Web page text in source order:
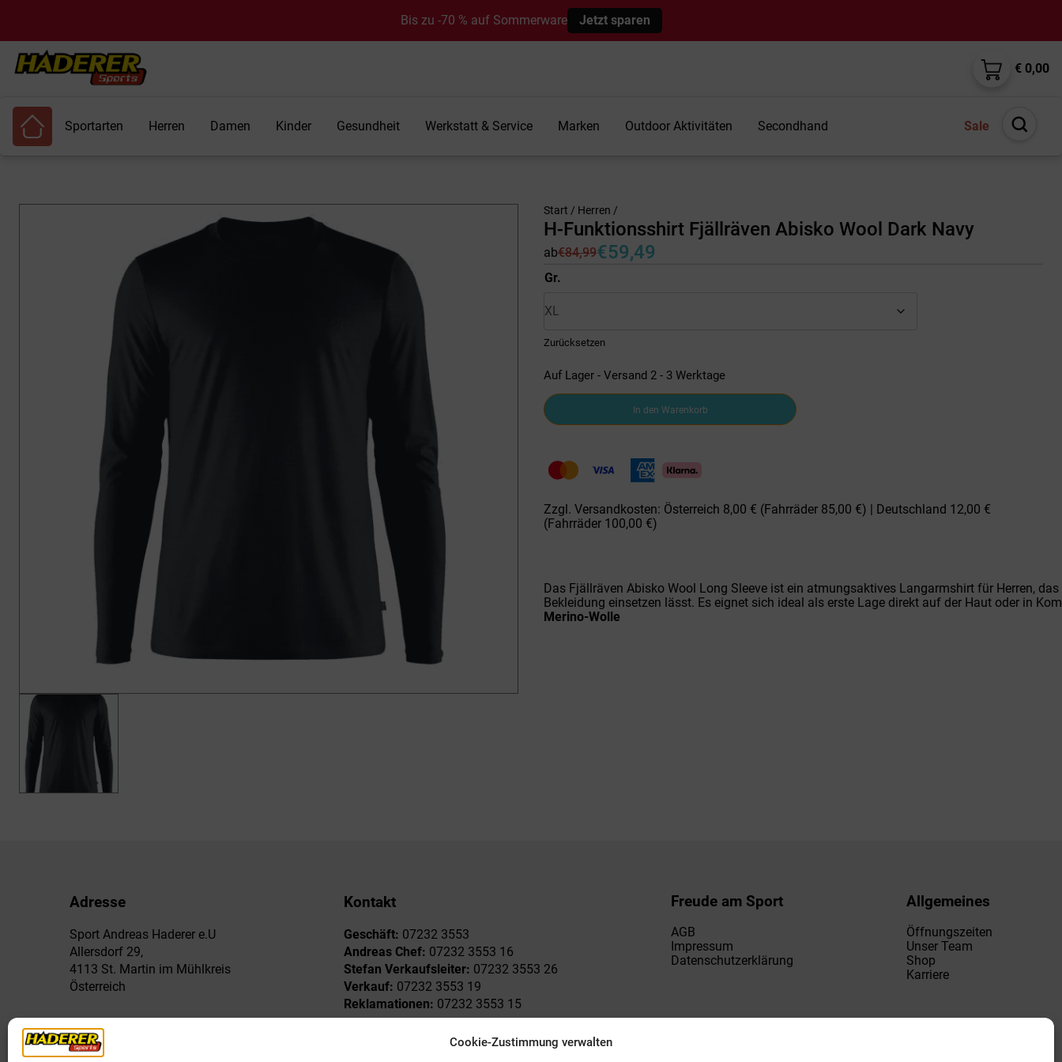
Cookie-Zustimmung verwalten
Bis zu -70 % auf Sommerware Jetzt sparen
€ 0,00
Sportarten Herren Damen Kinder Gesundheit Werkstatt & Service Marken Outdoor Aktivitäten Secondhand Sale
Suche
Start / Herren /
H-Funktionsshirt Fjällräven Abisko Wool Dark Navy
ab€84,99
Ursprünglicher
Preis
war:
€59,49
Aktueller
Preis
ist:
Gr.
Zurücksetzen
Auf Lager - Versand 2 - 3 Werktage
H-
Funktionsshirt
Fjällräven
Dark
Navy
In den Warenkorb
Zzgl. Versandkosten: Österreich 8,00 € (Fahrräder 85,00 €) | Deutschland 12,00 €
(Fahrräder 100,00 €)
Das Fjällräven Abisko Wool Long Sleeve ist ein atmungsaktives Langarmshirt für Herren,
Bekleidung einsetzen lässt. Es eignet sich ideal als erste Lage direkt auf der Haut oder in
Merino-Wolle
Adresse
Sport Andreas Haderer e.U
Allersdorf 29,
4113 St. Martin im Mühlkreis
Österreich
Kontakt
Geschäft: 07232 3553
Andreas Chef: 07232 3553 16
Stefan Verkaufsleiter: 07232 3553 26
Verkauf: 07232 3553 19
Reklamationen: 07232 3553 15
Freude am Sport
AGB
Impressum
Datenschutzerklärung
Allgemeines
Öffnungszeiten
Unser Team
Shop
Karriere